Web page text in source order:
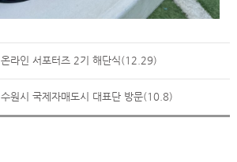
온라인 서포터즈 2기 해단식(12.29)
수원시 국제자매도시 대표단 방문(10.8)